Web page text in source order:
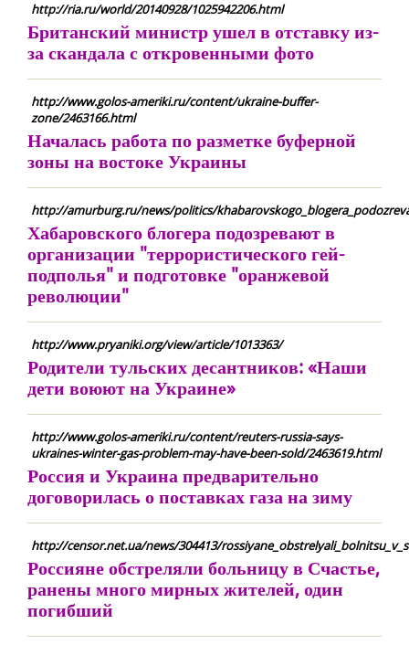
http://ria.ru/world/20140928/1025942206.html
Британский министр ушел в отставку из-
за скандала с откровенными фото
http://www.golos-ameriki.ru/content/ukraine-buffer-
zone/2463166.html
Началась работа по разметке буферной
зоны на востоке Украины
http://amurburg.ru/news/politics/
Хабаровского блогера подозревают в
организации "террористического гей-
подполья" и подготовке "оранжевой
революции"
http://www.pryaniki.org/view/article/1013363/
Родители тульских десантников: «Наши
дети воюют на Украине»
http://www.golos-ameriki.ru/content/reuters-russia-says-
ukraines-winter-gas-problem-may-have-been-sold/2463619.html
Россия и Украина предварительно
договорилась о поставках газа на зиму
http://censor.net.ua/news/304413/
Россияне обстреляли больницу в Счастье,
ранены много мирных жителей, один
погибший